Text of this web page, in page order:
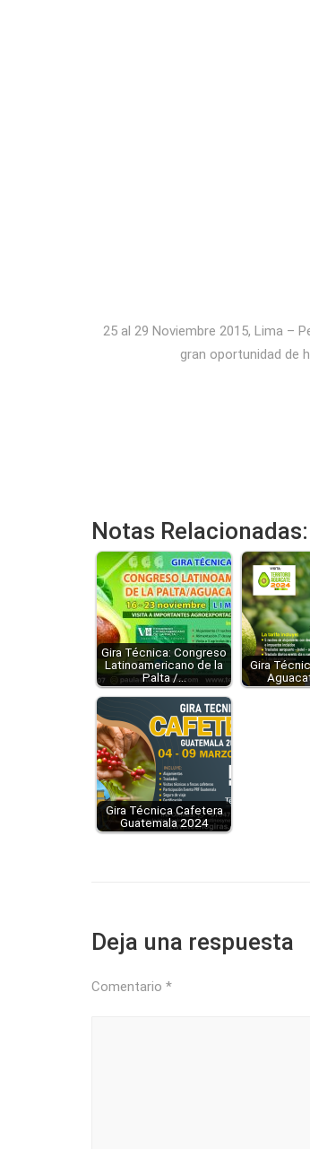
25 al 29 Noviembre 2015, Lima –
gran oportunidad de
Notas Relacionadas:
Gira Técnica: Congreso
Latinoamericano de la
Palta /…
Gira
Gira Técnica Cafetera
Guatemala 2024
Deja una respuesta
Comentario *